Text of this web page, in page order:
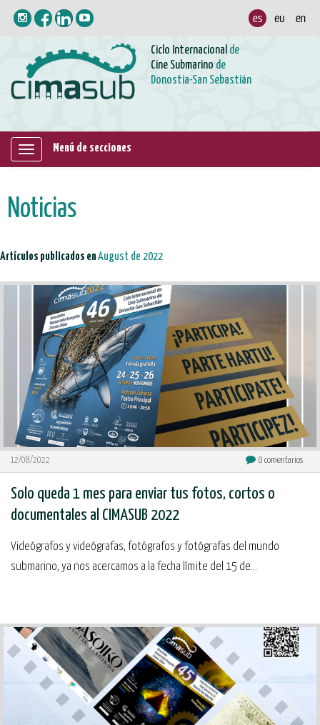
Ciclo Internacional de
Cine Submarino de
Donostia-San Sebastián
Mostrar/ocultar
Menú de secciones
Noticias
Artículos publicados enAugust de 2022
12/08/2022 0 comentarios
Solo queda 1 mes para enviar tus fotos, cortos o
documentales al CIMASUB 2022
Videógrafos y videógrafas, fotógrafos y fotógrafas del mundo
submarino, ya nos acercamos a la fecha límite del 15 de...